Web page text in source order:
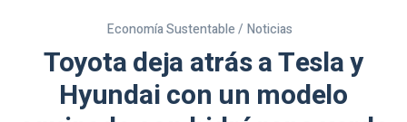
Economía Sustentable / Noticias
Toyota deja atrás a Tesla y
Hyundai con un modelo